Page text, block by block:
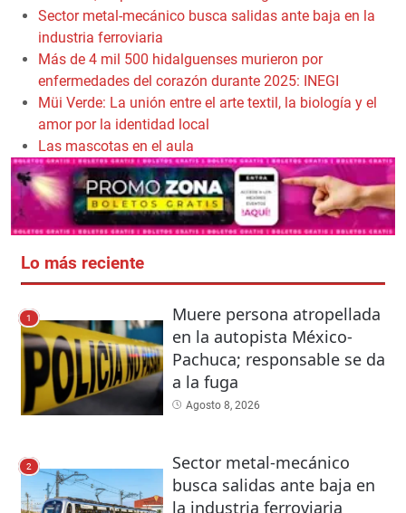
Sector metal-mecánico busca salidas ante baja en la
industria ferroviaria
Más de 4 mil 500 hidalguenses murieron por
enfermedades del corazón durante 2025: INEGI
Müi Verde: La unión entre el arte textil, la biología y el
amor por la identidad local
Las mascotas en el aula
Lo más reciente
1
Muere persona atropellada
en la autopista México-
Pachuca; responsable se da
a la fuga
Agosto 8, 2026
2
Sector metal-mecánico
busca salidas ante baja en
la industria ferroviaria